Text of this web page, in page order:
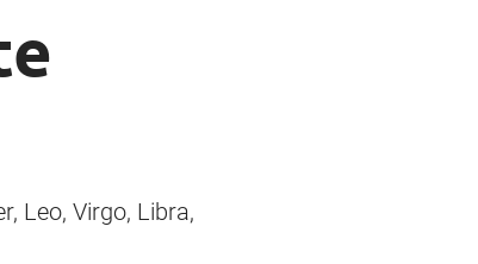
Leo, Virgo, Libra,